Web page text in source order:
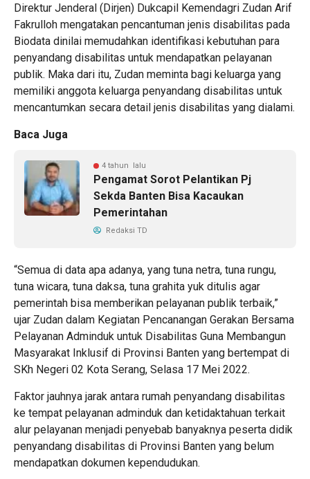
Direktur Jenderal (Dirjen) Dukcapil Kemendagri Zudan Arif
Fakrulloh mengatakan pencantuman jenis disabilitas pada
Biodata dinilai memudahkan identifikasi kebutuhan para
penyandang disabilitas untuk mendapatkan pelayanan
publik. Maka dari itu, Zudan meminta bagi keluarga yang
memiliki anggota keluarga penyandang disabilitas untuk
mencantumkan secara detail jenis disabilitas yang dialami.
Baca Juga
4 tahun lalu
Pengamat Sorot Pelantikan Pj
Sekda Banten Bisa Kacaukan
Pemerintahan
Redaksi TD
“Semua di data apa adanya, yang tuna netra, tuna rungu,
tuna wicara, tuna daksa, tuna grahita yuk ditulis agar
pemerintah bisa memberikan pelayanan publik terbaik,”
ujar Zudan dalam Kegiatan Pencanangan Gerakan Bersama
Pelayanan Adminduk untuk Disabilitas Guna Membangun
Masyarakat Inklusif di Provinsi Banten yang bertempat di
SKh Negeri 02 Kota Serang, Selasa 17 Mei 2022.
Faktor jauhnya jarak antara rumah penyandang disabilitas
ke tempat pelayanan adminduk dan ketidaktahuan terkait
alur pelayanan menjadi penyebab banyaknya peserta didik
penyandang disabilitas di Provinsi Banten yang belum
mendapatkan dokumen kependudukan.